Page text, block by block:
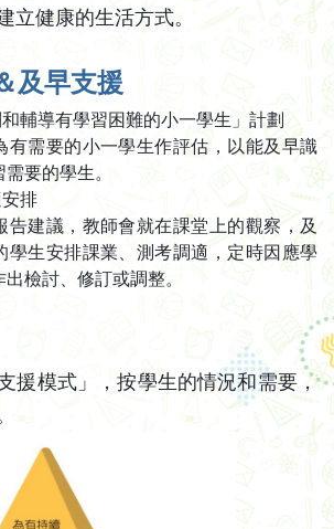
立健康的生活方式。
及早支援
輔導有學習困難的小一學生」計劃
有需要的小一學生作評估，以能及早識
要的學生。
排
告建議，教師會就在課堂上的觀察，及
學生安排課業、測考調適，定時因應學
檢討、修訂或調整。
援模式」，按學生的情況和需要，